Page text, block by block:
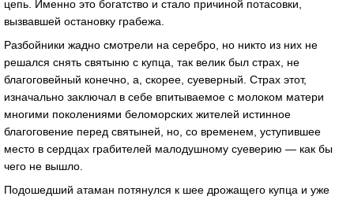
цепь. Именно это богатство и стало причиной потасовки,
вызвавшей остановку грабежа.
Разбойники жадно смотрели на серебро, но никто из них не
решался снять святыню с купца, так велик был страх, не
благоговейный конечно, а, скорее, суеверный. Страх этот,
изначально заключал в себе впитываемое с молоком матери
многими поколениями беломорских жителей истинное
благоговение перед святыней, но, со временем, уступившее
место в сердцах грабителей малодушному суеверию — как бы
чего не вышло.
Подошедший атаман потянулся к шее дрожащего купца и уже